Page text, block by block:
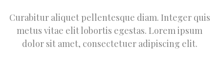
Curabitur aliquet pellentesque diam. Integer quis
metus vitae elit lobortis egestas. Lorem ipsum
dolor sit amet, consectetuer adipiscing elit.